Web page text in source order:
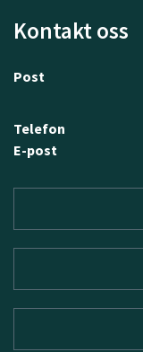
Kontakt oss
Post
Telefon
E-post